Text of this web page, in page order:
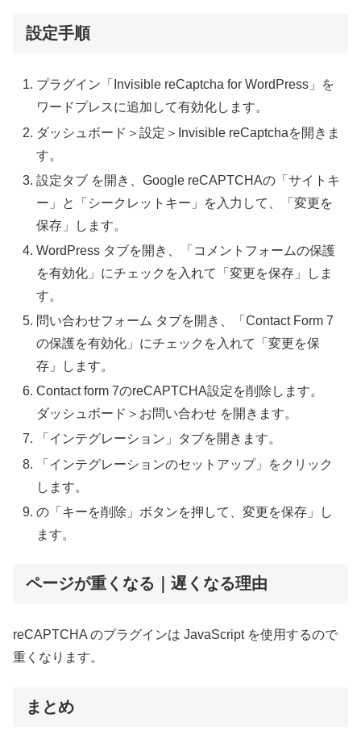
設定手順
プラグイン「Invisible reCaptcha for WordPress」を
ワードプレスに追加して有効化します。
ダッシュボード＞設定＞Invisible reCaptchaを開きま
す。
設定タブ を開き、Google reCAPTCHAの「サイトキ
ー」と「シークレットキー」を入力して、「変更を
保存」します。
WordPress タブを開き、「コメントフォームの保護
を有効化」にチェックを入れて「変更を保存」しま
す。
問い合わせフォーム タブを開き、「Contact Form 7
の保護を有効化」にチェックを入れて「変更を保
存」します。
Contact form 7のreCAPTCHA設定を削除します。
ダッシュボード＞お問い合わせ を開きます。
「インテグレーション」タブを開きます。
「インテグレーションのセットアップ」をクリック
します。
の「キーを削除」ボタンを押して、変更を保存」し
ます。
ページが重くなる｜遅くなる理由
reCAPTCHA のプラグインは JavaScript を使用するので
重くなります。
まとめ